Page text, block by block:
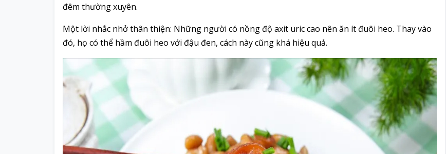
đêm thường xuyên.
Một lời nhắc nhở thân thiện: Những người có nồng độ axit uric cao nên ăn ít đuôi heo. Thay vào
đó, họ có thể hầm đuôi heo với đậu đen, cách này cũng khá hiệu quả.